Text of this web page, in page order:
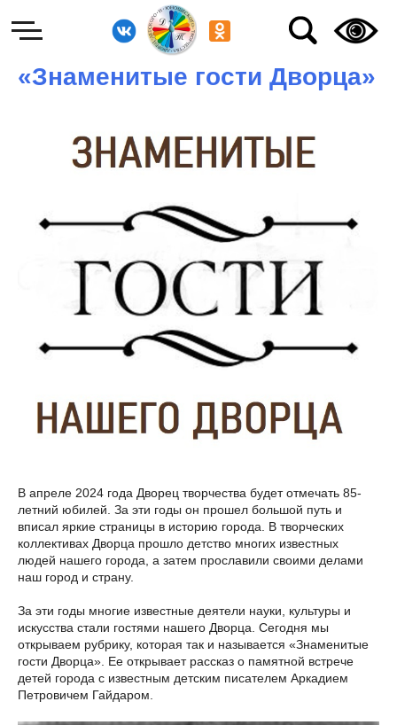
«Знаменитые гости Дворца»
В апреле 2024 года Дворец творчества будет отмечать 85-
летний юбилей. За эти годы он прошел большой путь и
вписал яркие страницы в историю города. В творческих
коллективах Дворца прошло детство многих известных
людей нашего города, а затем прославили своими делами
наш город и страну.
За эти годы многие известные деятели науки, культуры и
искусства стали гостями нашего Дворца. Сегодня мы
открываем рубрику, которая так и называется «Знаменитые
гости Дворца». Ее открывает рассказ о памятной встрече
детей города с известным детским писателем Аркадием
Петровичем Гайдаром.